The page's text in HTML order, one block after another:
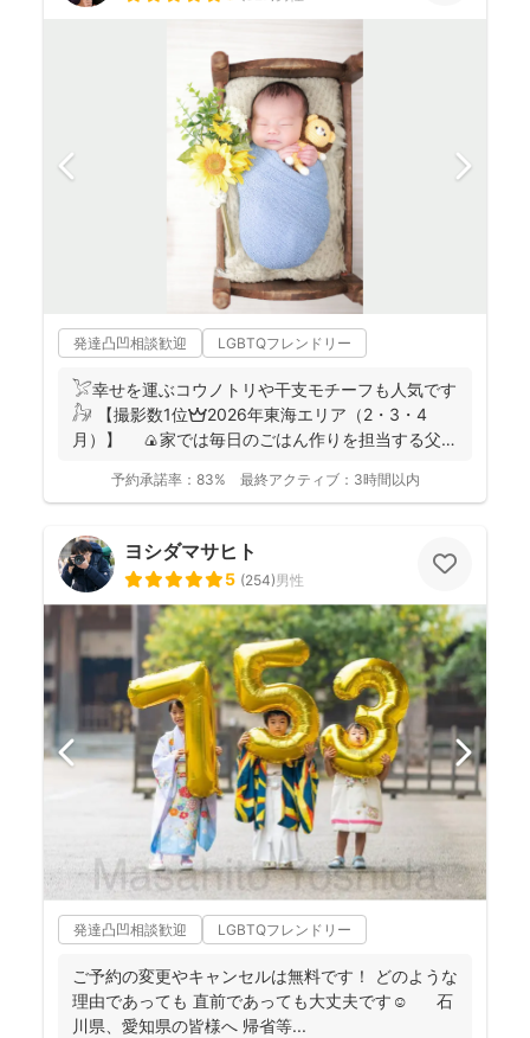
発達凸凹相談歓迎 LGBTQフレンドリー
𓅯幸せを運ぶコウノトリや干支モチーフも人気です
𓃗 【撮影数1位👑2026年東海エリア（2・3・4
月）】 🍙家では毎日のごはん作りを担当する父で
予約承諾率： 83% 最終アクティブ： 3時間以内
ヨシダマサヒト
5 (254)男性
発達凸凹相談歓迎 LGBTQフレンドリー
ご予約の変更やキャンセルは無料です！ どのような
理由であっても 直前であっても大丈夫です☺️ 石
川県、愛知県の皆様へ 帰省等...